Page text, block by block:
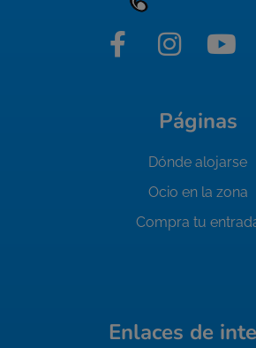
Páginas
Dónde alojarse
Ocio en la zona
Compra tu
Enlaces de